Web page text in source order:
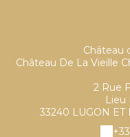
Château
Château De La Vieille
2 Rue
Lieu
33240 LUGON ET